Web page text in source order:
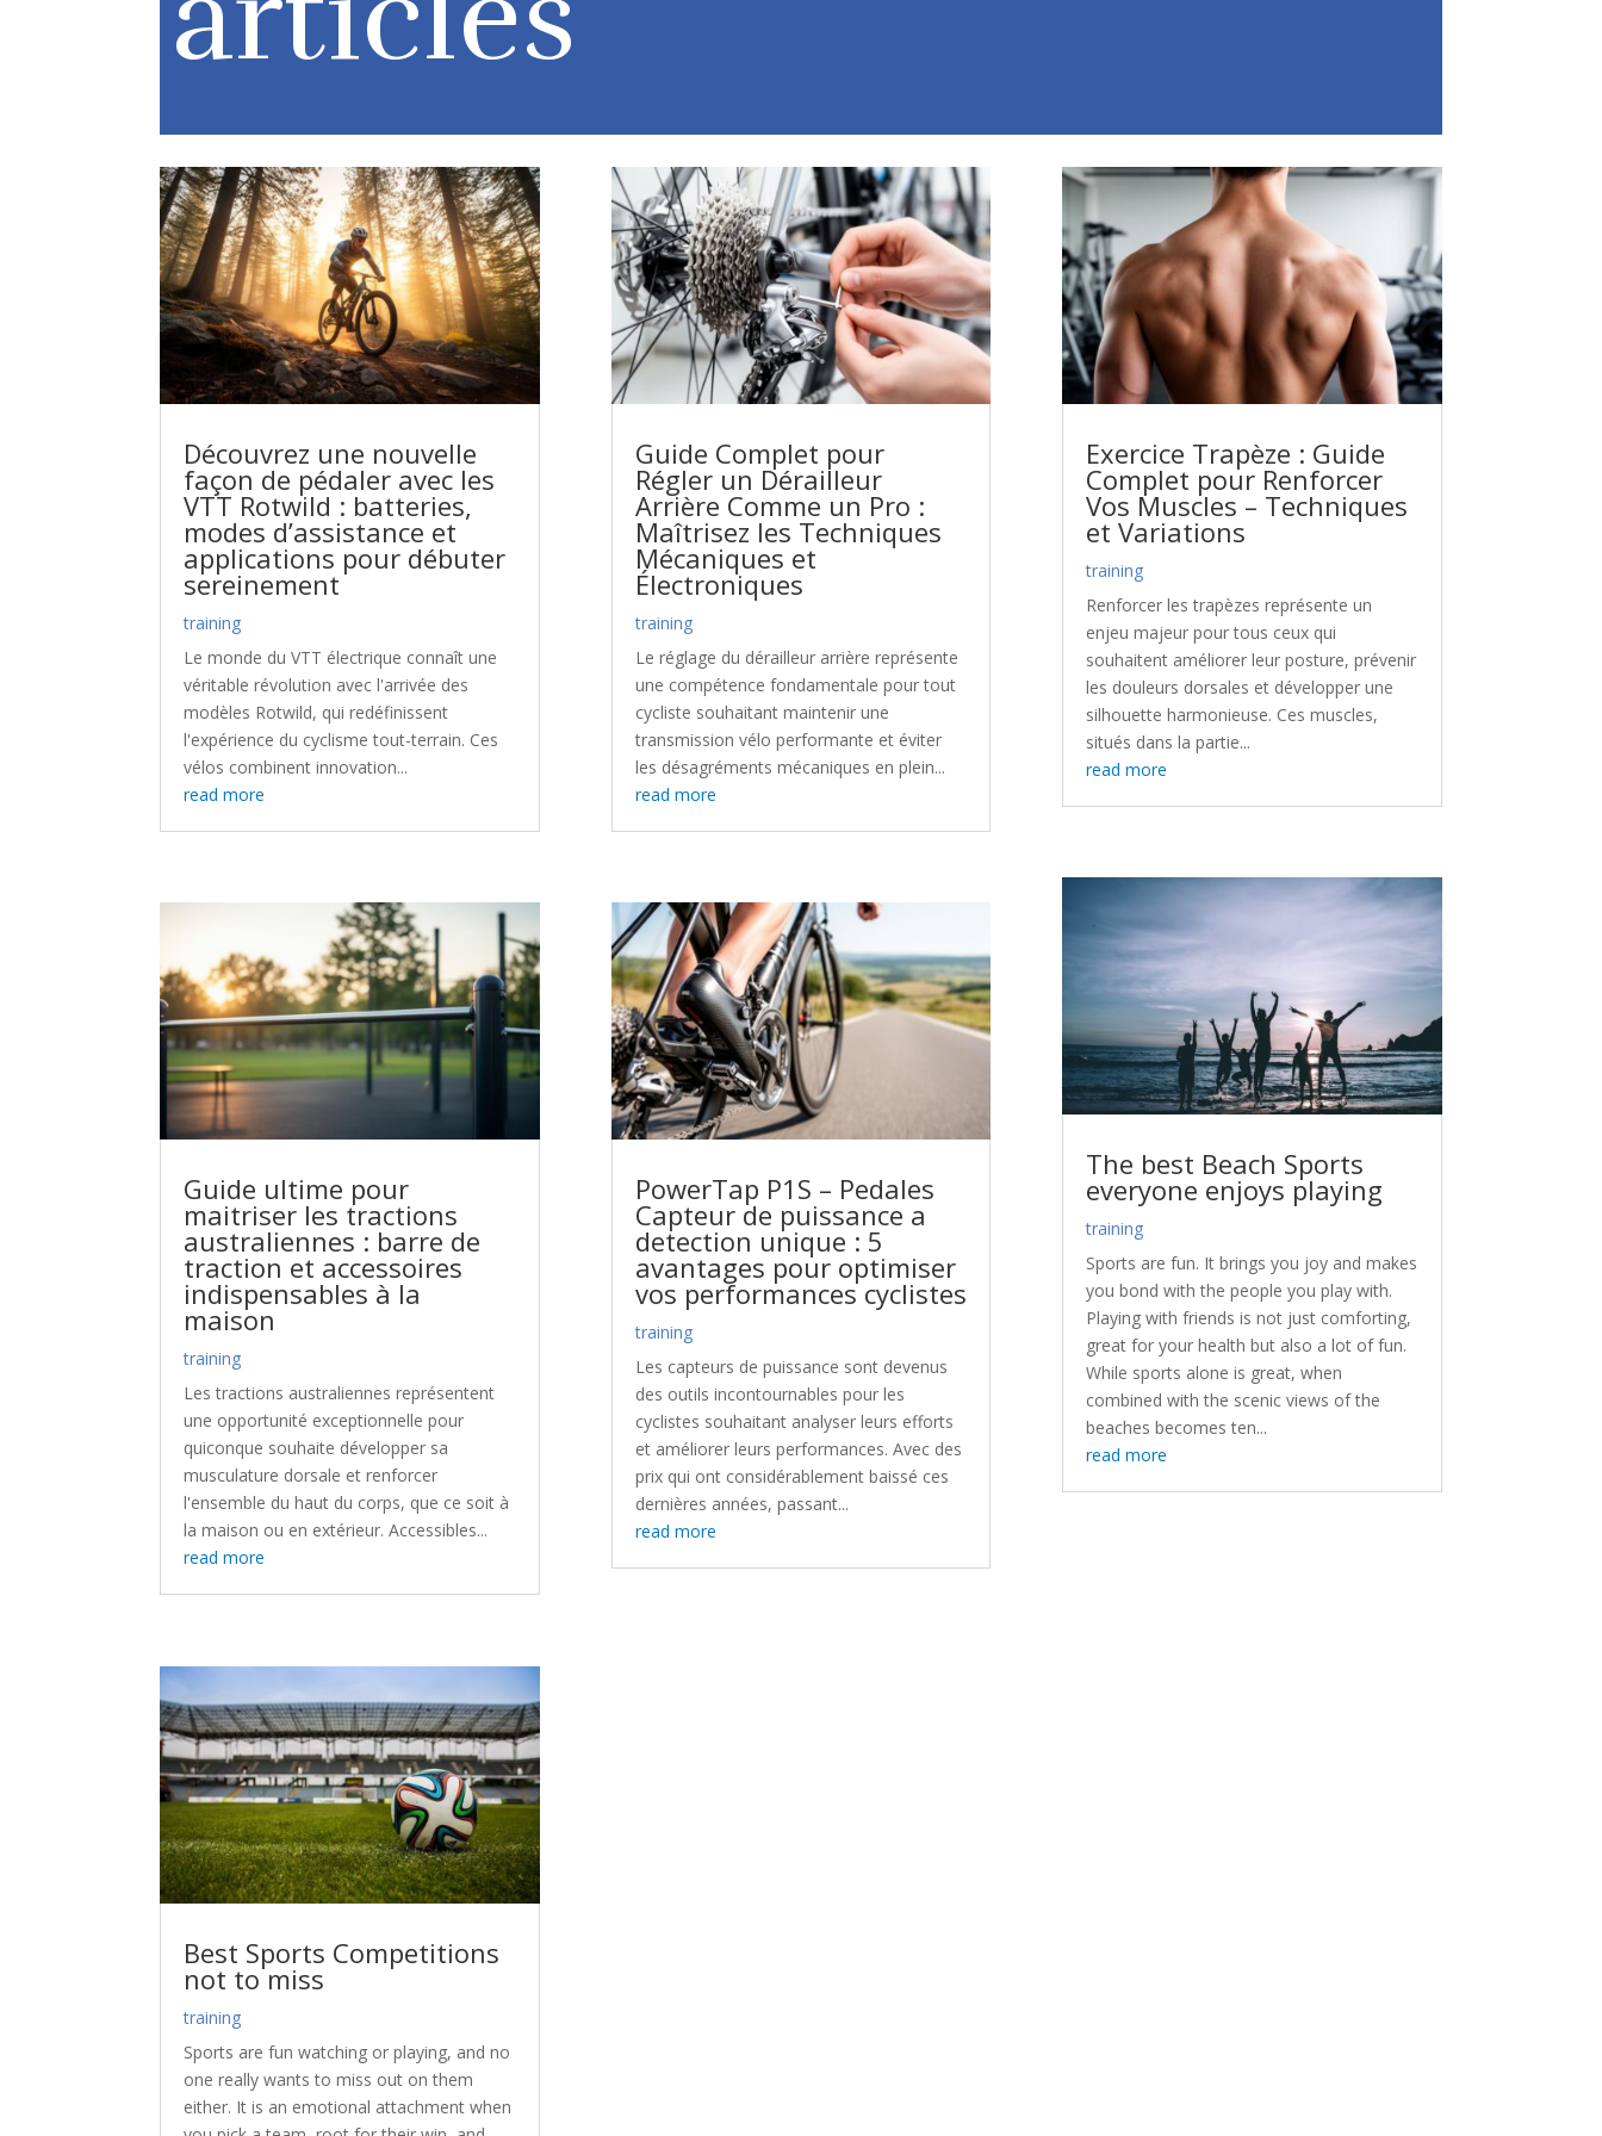
Découvrez une nouvelle
façon de pédaler avec les
VTT Rotwild : batteries,
modes d’assistance et
applications pour débuter
sereinement
training
Le monde du VTT électrique connaît une
véritable révolution avec l'arrivée des
modèles Rotwild, qui redéfinissent
l'expérience du cyclisme tout-terrain. Ces
vélos combinent innovation...
read more
Guide ultime pour
maitriser les tractions
australiennes : barre de
traction et accessoires
indispensables à la
maison
training
Les tractions australiennes représentent
une opportunité exceptionnelle pour
quiconque souhaite développer sa
musculature dorsale et renforcer
l'ensemble du haut du corps, que ce soit à
la maison ou en extérieur. Accessibles...
read more
Best Sports Competitions
not to miss
training
Sports are fun watching or playing, and no
one really wants to miss out on them
either. It is an emotional attachment when
Guide Complet pour
Régler un Dérailleur
Arrière Comme un Pro :
Maîtrisez les Techniques
Mécaniques et
Électroniques
training
Le réglage du dérailleur arrière représente
une compétence fondamentale pour tout
cycliste souhaitant maintenir une
transmission vélo performante et éviter
les désagréments mécaniques en plein...
read more
PowerTap P1S – Pedales
Capteur de puissance a
detection unique : 5
avantages pour optimiser
vos performances cyclistes
training
Les capteurs de puissance sont devenus
des outils incontournables pour les
cyclistes souhaitant analyser leurs efforts
et améliorer leurs performances. Avec des
prix qui ont considérablement baissé ces
dernières années, passant...
read more
Exercice Trapèze : Guide
Complet pour Renforcer
Vos Muscles – Techniques
et Variations
training
Renforcer les trapèzes représente un
enjeu majeur pour tous ceux qui
souhaitent améliorer leur posture, prévenir
les douleurs dorsales et développer une
silhouette harmonieuse. Ces muscles,
situés dans la partie...
read more
The best Beach Sports
everyone enjoys playing
training
Sports are fun. It brings you joy and makes
you bond with the people you play with.
Playing with friends is not just comforting,
great for your health but also a lot of fun.
While sports alone is great, when
combined with the scenic views of the
beaches becomes ten...
read more